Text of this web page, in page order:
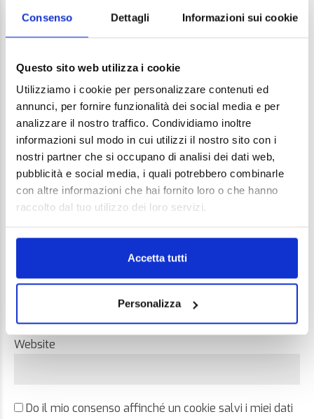
Consenso Dettagli Informazioni sui cookie
Questo sito web utilizza i cookie
Utilizziamo i cookie per personalizzare contenuti ed
annunci, per fornire funzionalità dei social media e per
analizzare il nostro traffico. Condividiamo inoltre
informazioni sul modo in cui utilizzi il nostro sito con i
nostri partner che si occupano di analisi dei dati web,
pubblicità e social media, i quali potrebbero combinarle
con altre informazioni che hai fornito loro o che hanno
raccolto dal tuo utilizzo dei loro servizi.
Accetta tutti
Personalizza
Your email address will not be published. Required
Comment
Email *
Website
Do il mio consenso affinché un cookie salvi i miei dati